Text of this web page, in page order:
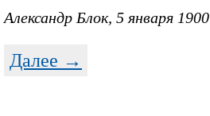
Александр Блок, 5 января 1900
Далее →